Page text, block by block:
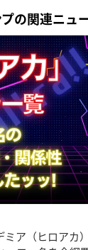
の関連ニュ
ミア（ヒロア